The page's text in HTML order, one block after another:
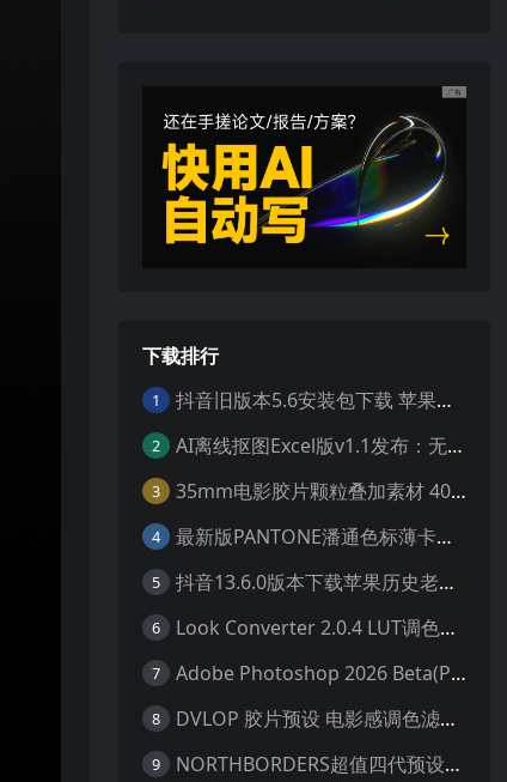
下载排行
1 抖音旧版本5.6安装包下载 苹果抖音历史版本下载安装 ios抖音老旧版本大全 抖音5.6.0历史官方版安装下载
2 AI离线抠图Excel版v1.1发布：无需联网一键智能去除背景
3 35mm电影胶片颗粒叠加素材 40个4K真实噪点纹理 20动态+20静态视频剪辑特效包
4 最新版PANTONE潘通色标薄卡库 GP1601N完美兼容Adobe Illustrator免费下载
5 抖音13.6.0版本下载苹果历史老旧版本 ios抖音13.6旧版本安装包
6 Look Converter 2.0.4 LUT调色格式转换工具一键转换LR预设【附教程】
7 Adobe Photoshop 2026 Beta(PS2026) v27.2 .m3292 AI 中文绿色免安装版
8 DVLOP 胶片预设 电影感调色滤镜 人像摄影后期处理 婚礼跟拍风格 柯达胶片模拟效果+配置文件 PS/LR JOSE VILLA – For the Love of Film – Kodak Presets
9 NORTHBORDERS超值四代预设整合包100+专业Lightroom预设含教程与RAW样片 MEGA PACK